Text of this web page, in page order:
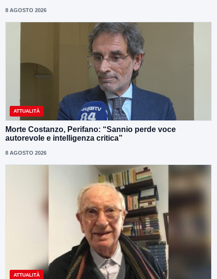
8 AGOSTO 2026
ATTUALITÀ
Morte Costanzo, Perifano: “Sannio perde voce
autorevole e intelligenza critica”
8 AGOSTO 2026
ATTUALITÀ